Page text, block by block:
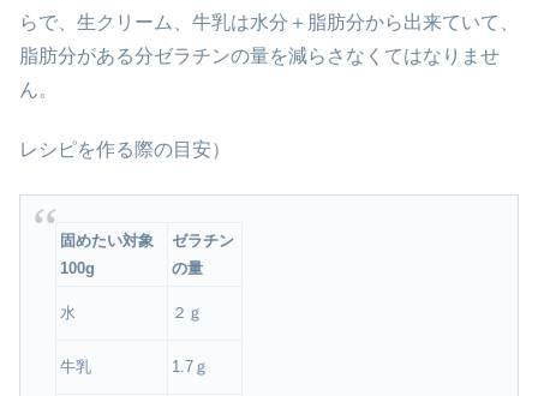
らで、生クリーム、牛乳は水分＋脂肪分から出来ていて、
脂肪分がある分ゼラチンの量を減らさなくてはなりませ
ん。
レシピを作る際の目安）
固めたい対象
100g
ゼラチン
の量
水 ２ｇ
牛乳 1.7ｇ